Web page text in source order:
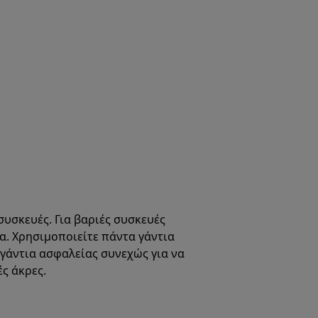
Για βαριές συσκευές
Χρησιμοποιείτε πάντα γάντια
ασφαλείας συνεχώς για να
άκρες.